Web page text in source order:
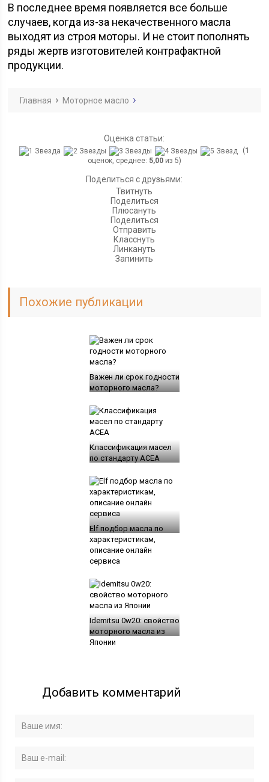
В последнее время появляется все больше
случаев, когда из-за некачественного масла
выходят из строя моторы. И не стоит пополнять
ряды жертв изготовителей контрафактной
продукции.
Главная Моторное масло
Оценка статьи:
(1
оценок, среднее: 5,00из 5)
Поделиться с друзьями:
Твитнуть
Поделиться
Плюсануть
Поделиться
Отправить
Класснуть
Линкануть
Запинить
Похожие публикации
Важен ли срок годности
моторного масла?
Классификация масел
по стандарту ACEA
Elf подбор масла по
характеристикам,
описание онлайн
сервиса
Idemitsu 0w20: свойство
моторного масла из
Японии
Добавить комментарий